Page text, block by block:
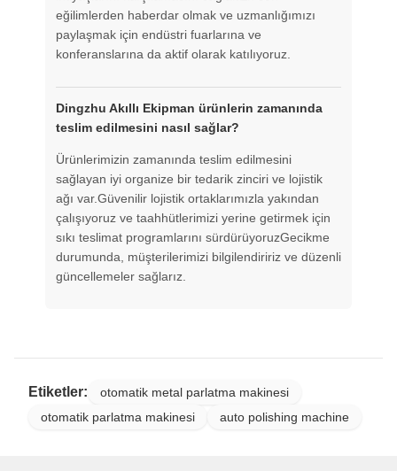
eğilimlerden haberdar olmak ve uzmanlığımızı
paylaşmak için endüstri fuarlarına ve
konferanslarına da aktif olarak katılıyoruz.
Dingzhu Akıllı Ekipman ürünlerin zamanında
teslim edilmesini nasıl sağlar?
Ürünlerimizin zamanında teslim edilmesini
sağlayan iyi organize bir tedarik zinciri ve lojistik
ağı var.Güvenilir lojistik ortaklarımızla yakından
çalışıyoruz ve taahhütlerimizi yerine getirmek için
sıkı teslimat programlarını sürdürüyoruzGecikme
durumunda, müşterilerimizi bilgilendiririz ve düzenli
güncellemeler sağlarız.
Etiketler:
otomatik metal parlatma makinesi
otomatik parlatma makinesi
auto polishing machine